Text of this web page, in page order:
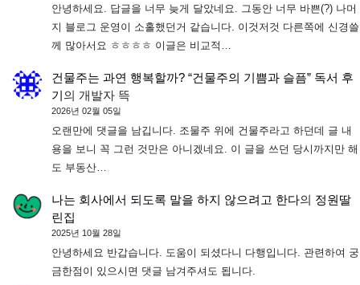
안녕하세요. 답글을 너무 늦게 달았네요. 그동안 너무 바쁜(?) 나머
지 블로그 운영이 소홀했던거 같습니다. 이것저것 다른쪽에 신경쓸
께 많아서요 ㅎㅎㅎㅎ 이글은 비교적…
건물주는 과연 행복할까? “건물주의 기쁨과 슬픔” 독서 후
기의 개발자 뜩
2026년 02월 05일
오랜만에 댓글을 남깁니다. 조물주 위에 건물주라고 하던데 글 내
용을 보니 꼭 그런 것만은 아니겠네요. 이 글을 쓰던 당시까지만 해
도 부동산…
나는 회사에서 되도록 말을 하지 않으려고 한다의 정원딸
린집
2025년 10월 28일
안녕하세요 반갑습니다. 도움이 되셨다니 다행입니다. 관련하여 궁
금한점이 있으시면 댓글 남겨주셔도 됩니다.